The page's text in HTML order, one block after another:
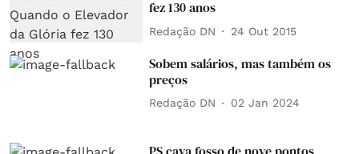
fez 130 anos
Redação DN 24 Out 2015
Sobem salários, mas também os
preços
Redação DN 02 Jan 2024